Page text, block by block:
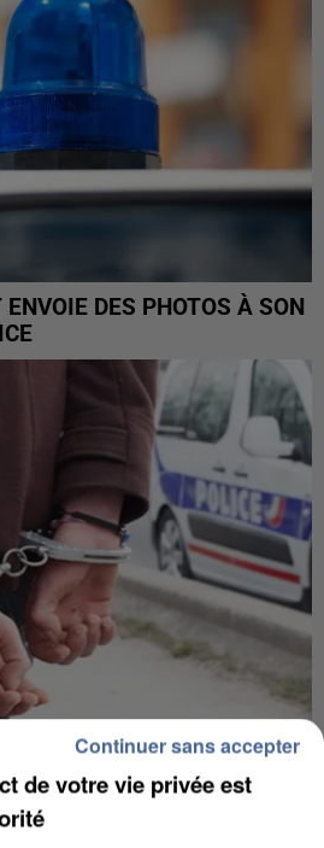
ENVOIE DES PHOTOS À SON
SUPPOSÉS DE LA DZ
EN ALGÉRIE
de votre vie privée est
Continuer sans accepter